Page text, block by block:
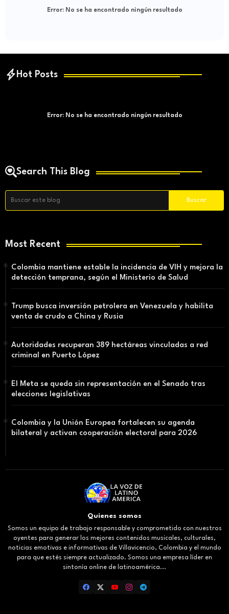
Error:No se ha encontrado ningún resultado
Hot Posts
Error:No se ha encontrado ningún resultado
Search This Blog
Most Recent
Colombia mantiene estable la incidencia de VIH y mejora la
detección temprana, según el Ministerio de Salud
Trump busca inversión petrolera en Venezuela y habilita
venta de crudo a China y Rusia
Autoridades recuperan 389 hectáreas vinculadas a red
criminal en Puerto López
El Meta se queda sin representación en el Senado tras
elecciones legislativas
Colombia y la Unión Europea fortalecen su agenda
bilateral y activan cooperación electoral para 2026
Quienes somos
Somos un equipo de trabajo responsable y comprometido con nuestros
oyentes para generar los mejores contenidos musicales, culturales,
noticias emotivas e informativas de Villavicencio, Colombia y el mundo
para que estés siempre actualizado. Somos una empresa líder en
sintonía online de latinoamérica...